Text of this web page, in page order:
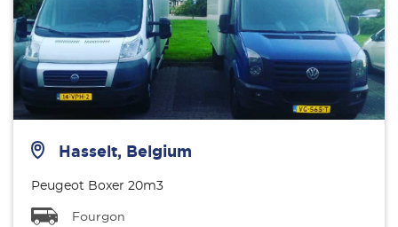
Hasselt, Belgium
Peugeot Boxer 20m3
Fourgon